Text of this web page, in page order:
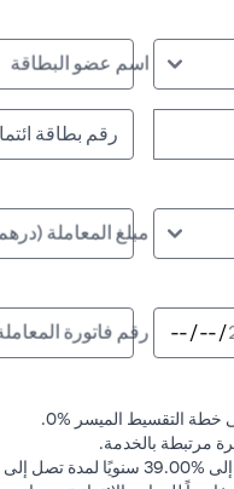
اسم عضو البطاقة
مبلغ المعاملة
رقم فاتورة
خطة التقسيط الميسر %0.
قنوات.